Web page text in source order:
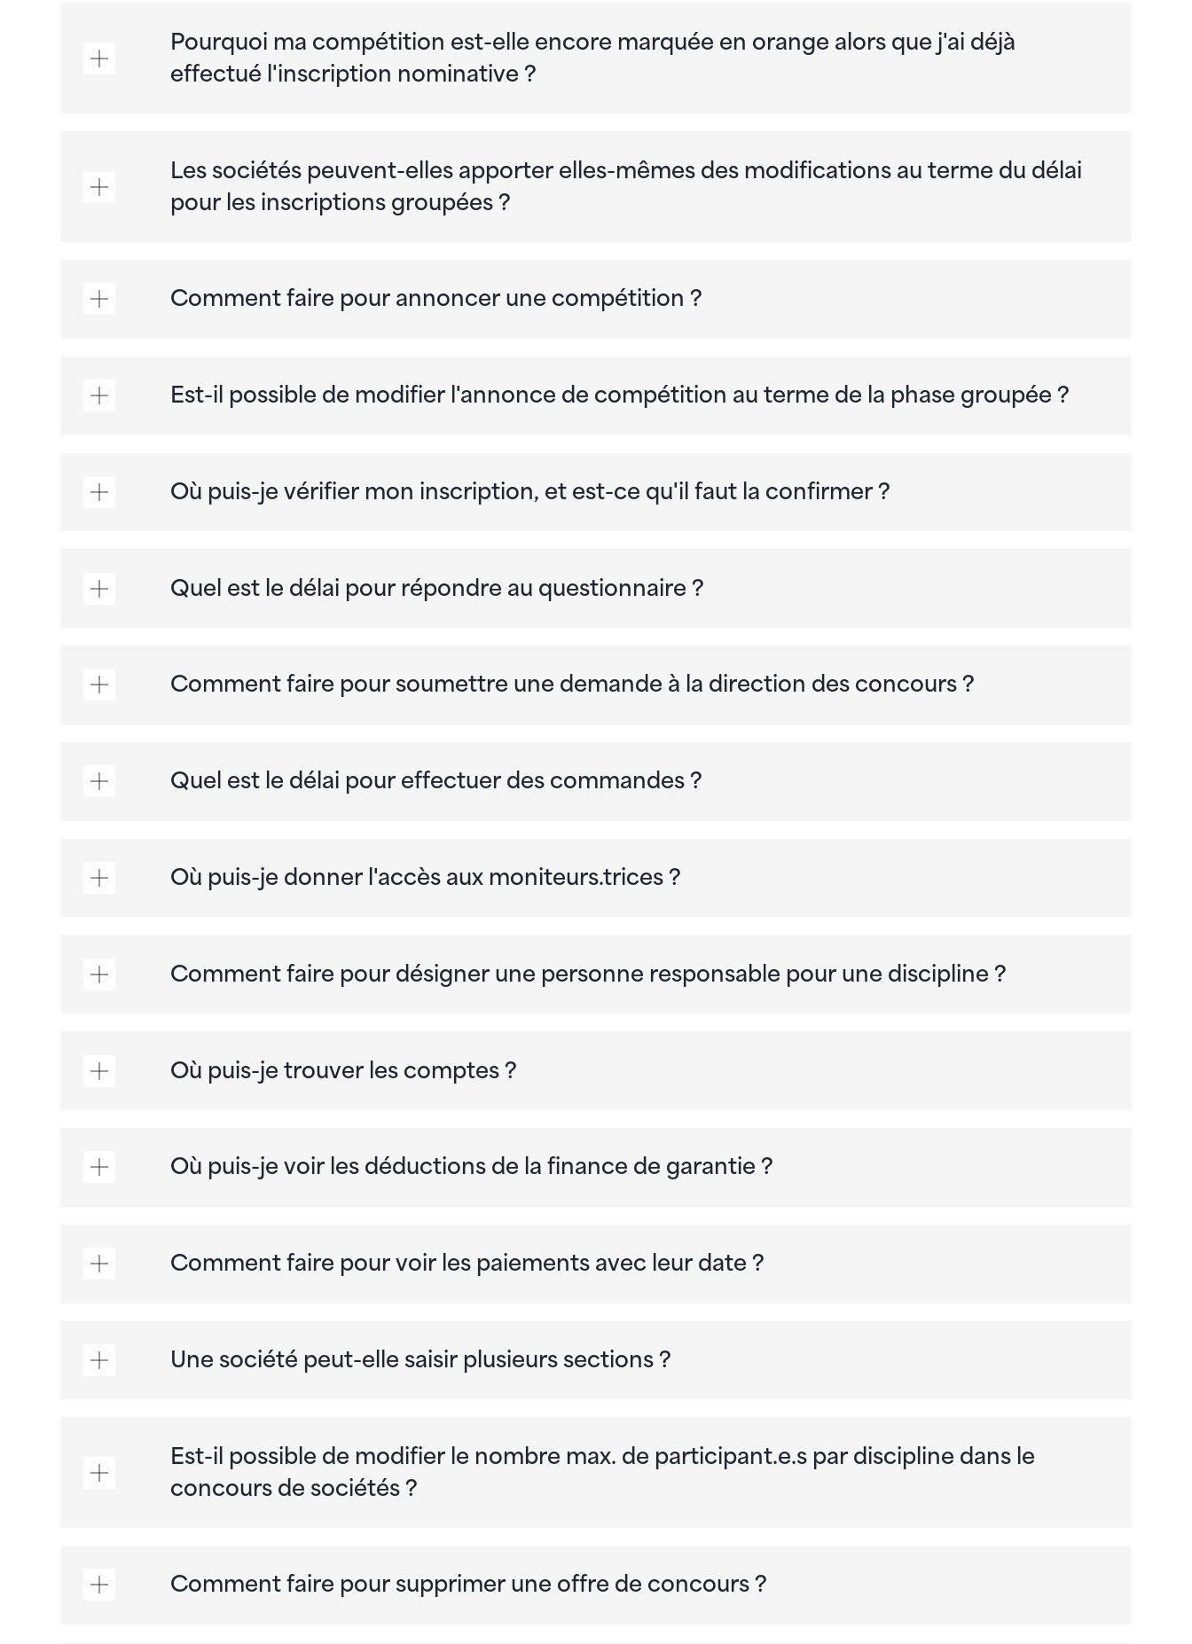
Pourquoi ma compétition est-elle encore marquée en orange alors que j'ai déjà
effectué l'inscription nominative ?
Les sociétés peuvent-elles apporter elles-mêmes des modifications au terme du délai
pour les inscriptions groupées ?
Comment faire pour annoncer une compétition ?
Est-il possible de modifier l'annonce de compétition au terme de la phase groupée ?
Où puis-je vérifier mon inscription, et est-ce qu'il faut la confirmer ?
Quel est le délai pour répondre au questionnaire ?
Comment faire pour soumettre une demande à la direction des concours ?
Quel est le délai pour effectuer des commandes ?
Où puis-je donner l'accès aux moniteurs.trices ?
Comment faire pour désigner une personne responsable pour une discipline ?
Où puis-je trouver les comptes ?
Où puis-je voir les déductions de la finance de garantie ?
Comment faire pour voir les paiements avec leur date ?
Une société peut-elle saisir plusieurs sections ?
Est-il possible de modifier le nombre max. de participant.e.s par discipline dans le
concours de sociétés ?
Comment faire pour supprimer une offre de concours ?